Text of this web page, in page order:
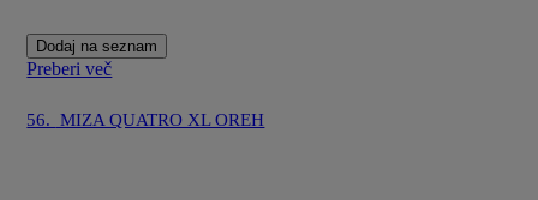
Dodaj na seznam
Preberi več
56. MIZA QUATRO XL OREH